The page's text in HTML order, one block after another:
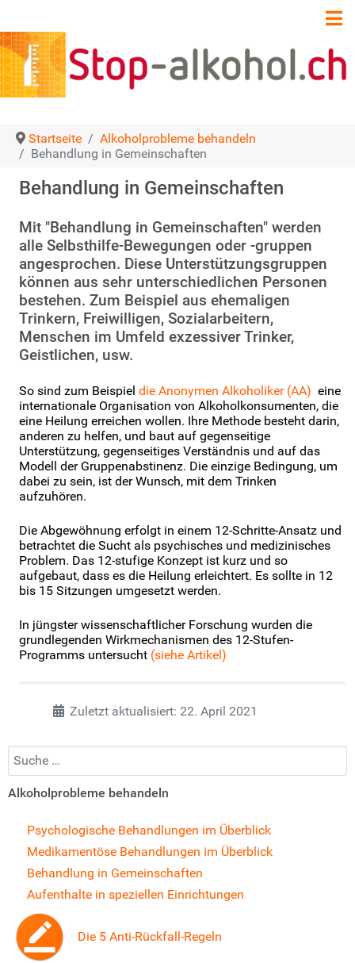
Startseite
Alkoholprobleme behandeln
Behandlung in Gemeinschaften
Behandlung in Gemeinschaften
Mit "Behandlung in Gemeinschaften" werden
alle Selbsthilfe-Bewegungen oder -gruppen
angesprochen. Diese Unterstützungsgruppen
können aus sehr unterschiedlichen Personen
bestehen. Zum Beispiel aus ehemaligen
Trinkern, Freiwilligen, Sozialarbeitern,
Menschen im Umfeld exzessiver Trinker,
Geistlichen, usw.
So sind zum Beispiel die Anonymen Alkoholiker (AA) eine
internationale Organisation von Alkoholkonsumenten, die
eine Heilung erreichen wollen. Ihre Methode besteht darin,
anderen zu helfen, und baut auf gegenseitige
Unterstützung, gegenseitiges Verständnis und auf das
Modell der Gruppenabstinenz. Die einzige Bedingung, um
dabei zu sein, ist der Wunsch, mit dem Trinken
aufzuhören.
Die Abgewöhnung erfolgt in einem 12-Schritte-Ansatz und
betrachtet die Sucht als psychisches und medizinisches
Problem. Das 12-stufige Konzept ist kurz und so
aufgebaut, dass es die Heilung erleichtert. Es sollte in 12
bis 15 Sitzungen umgesetzt werden.
In jüngster wissenschaftlicher Forschung wurden die
grundlegenden Wirkmechanismen des 12-Stufen-
Programms untersucht (siehe Artikel)
Zuletzt aktualisiert: 22. April 2021
Suchen...
Alkoholprobleme behandeln
Psychologische Behandlungen im Überblick
Medikamentöse Behandlungen im Überblick
Behandlung in Gemeinschaften
Aufenthalte in speziellen Einrichtungen
Die 5 Anti-Rückfall-Regeln